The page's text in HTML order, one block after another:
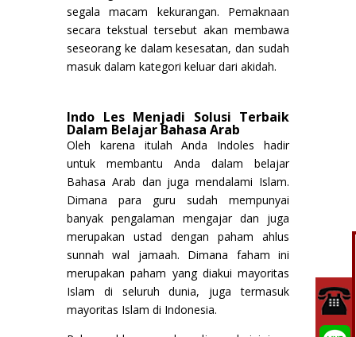
segala macam kekurangan. Pemaknaan
secara tekstual tersebut akan membawa
seseorang ke dalam kesesatan, dan sudah
masuk dalam kategori keluar dari akidah.
Indo Les Menjadi Solusi Terbaik
Dalam Belajar Bahasa Arab
Oleh karena itulah Anda Indoles hadir
untuk membantu Anda dalam belajar
Bahasa Arab dan juga mendalami Islam.
Dimana para guru sudah mempunyai
banyak pengalaman mengajar dan juga
merupakan ustad dengan paham ahlus
sunnah wal jamaah. Dimana faham ini
merupakan paham yang diakui mayoritas
Islam di seluruh dunia, juga termasuk
mayoritas Islam di Indonesia.